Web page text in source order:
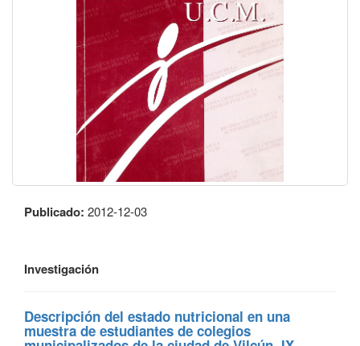
Publicado: 2012-12-03
Investigación
Descripción del estado nutricional en una
muestra de estudiantes de colegios